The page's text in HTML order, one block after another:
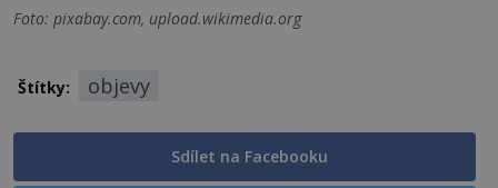
Foto: pixabay.com, upload.wikimedia.org
Štítky: objevy
Sdílet na Facebooku